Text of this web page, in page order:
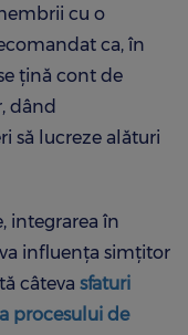
cu o
ca, în
țină cont de
dând
să lucreze alături
integrarea în
influența simțitor
câteva sfaturi
procesului de